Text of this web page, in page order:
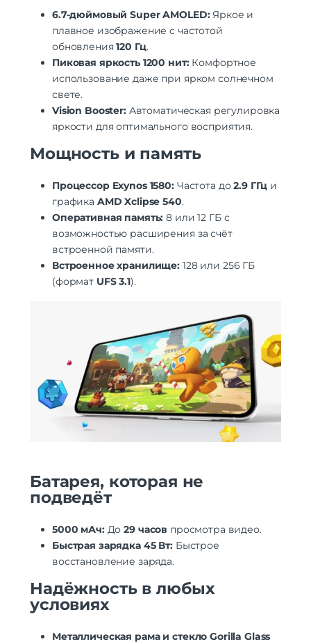
6.7-дюймовый Super AMOLED:Яркое и
плавное изображение с частотой
обновления120 Гц.
Пиковая яркость 1200 нит:Комфортное
использование даже при ярком солнечном
свете.
Vision Booster:Автоматическая регулировка
яркости для оптимального восприятия.
Мощность и память
Процессор Exynos 1580:Частота до2.9 ГГц и
графика AMD Xclipse 540.
Оперативная память: 8 или 12 ГБ с
возможностью расширения за счёт
встроенной памяти.
Встроенное хранилище: 128 или 256 ГБ
(формат UFS 3.1).
Батарея, которая не
подведёт
5000 мАч:До29 часов просмотра видео.
Быстрая зарядка 45 Вт:Быстрое
восстановление заряда.
Надёжность в любых
условиях
Металлическая рама и стекло Gorilla Glass